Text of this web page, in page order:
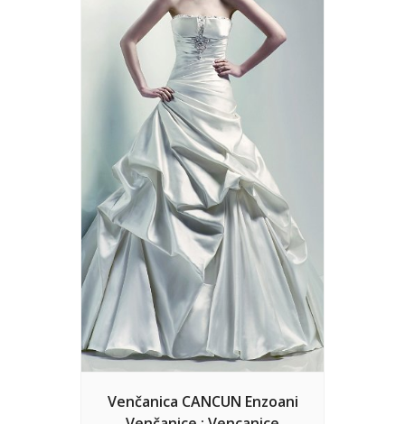
Venčanica CANCUN Enzoani